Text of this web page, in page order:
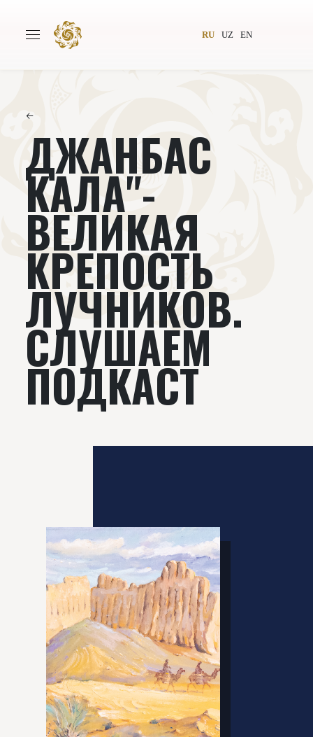
RU UZ EN
Авторы Всемирное общество
Издательство
Проекты Подкасты
Книги Видеолекторий
←
ДЖАНБАС
КАЛА"-
ВЕЛИКАЯ
КРЕПОСТЬ
ЛУЧНИКОВ.
СЛУШАЕМ
ПОДКАСТ